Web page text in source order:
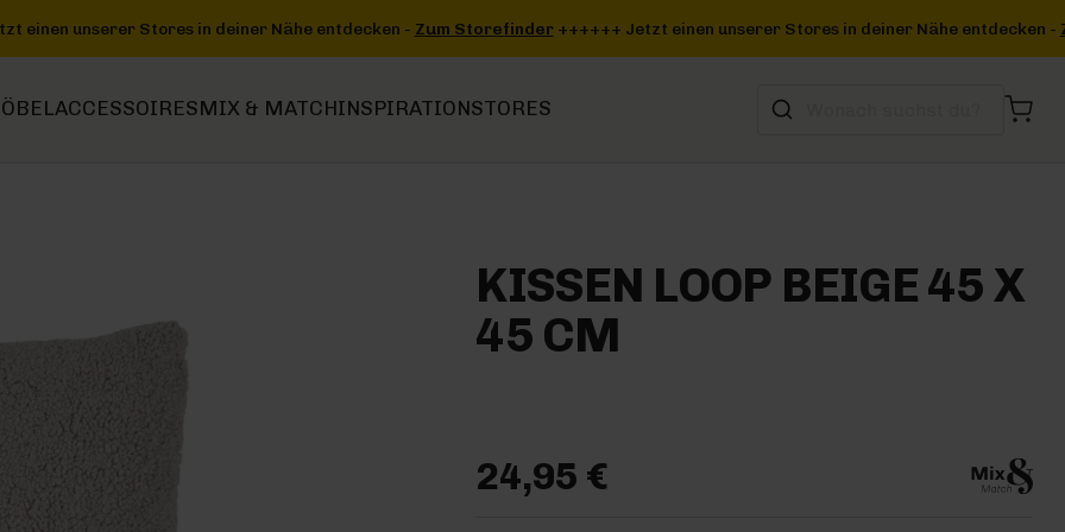
-Zum Storefinder++++++ Jetzt einen unserer Stores in deiner Nähe entdecken -Zum Storefinder+++
ACCESSOIRESMIX & MATCHINSPIRATIONSTORES
KISSEN LOOP BEIGE 45 X
45 CM
24,95 €